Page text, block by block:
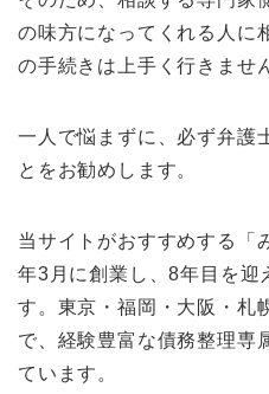
の味方になってくれる人に
の手続きは上手く行きませ
一人で悩まずに、必ず弁護
とをお勧めします。
当サイトがおすすめする「
年3月に創業し、8年目を迎
す。東京・福岡・大阪・札
で、経験豊富な債務整理専
ています。